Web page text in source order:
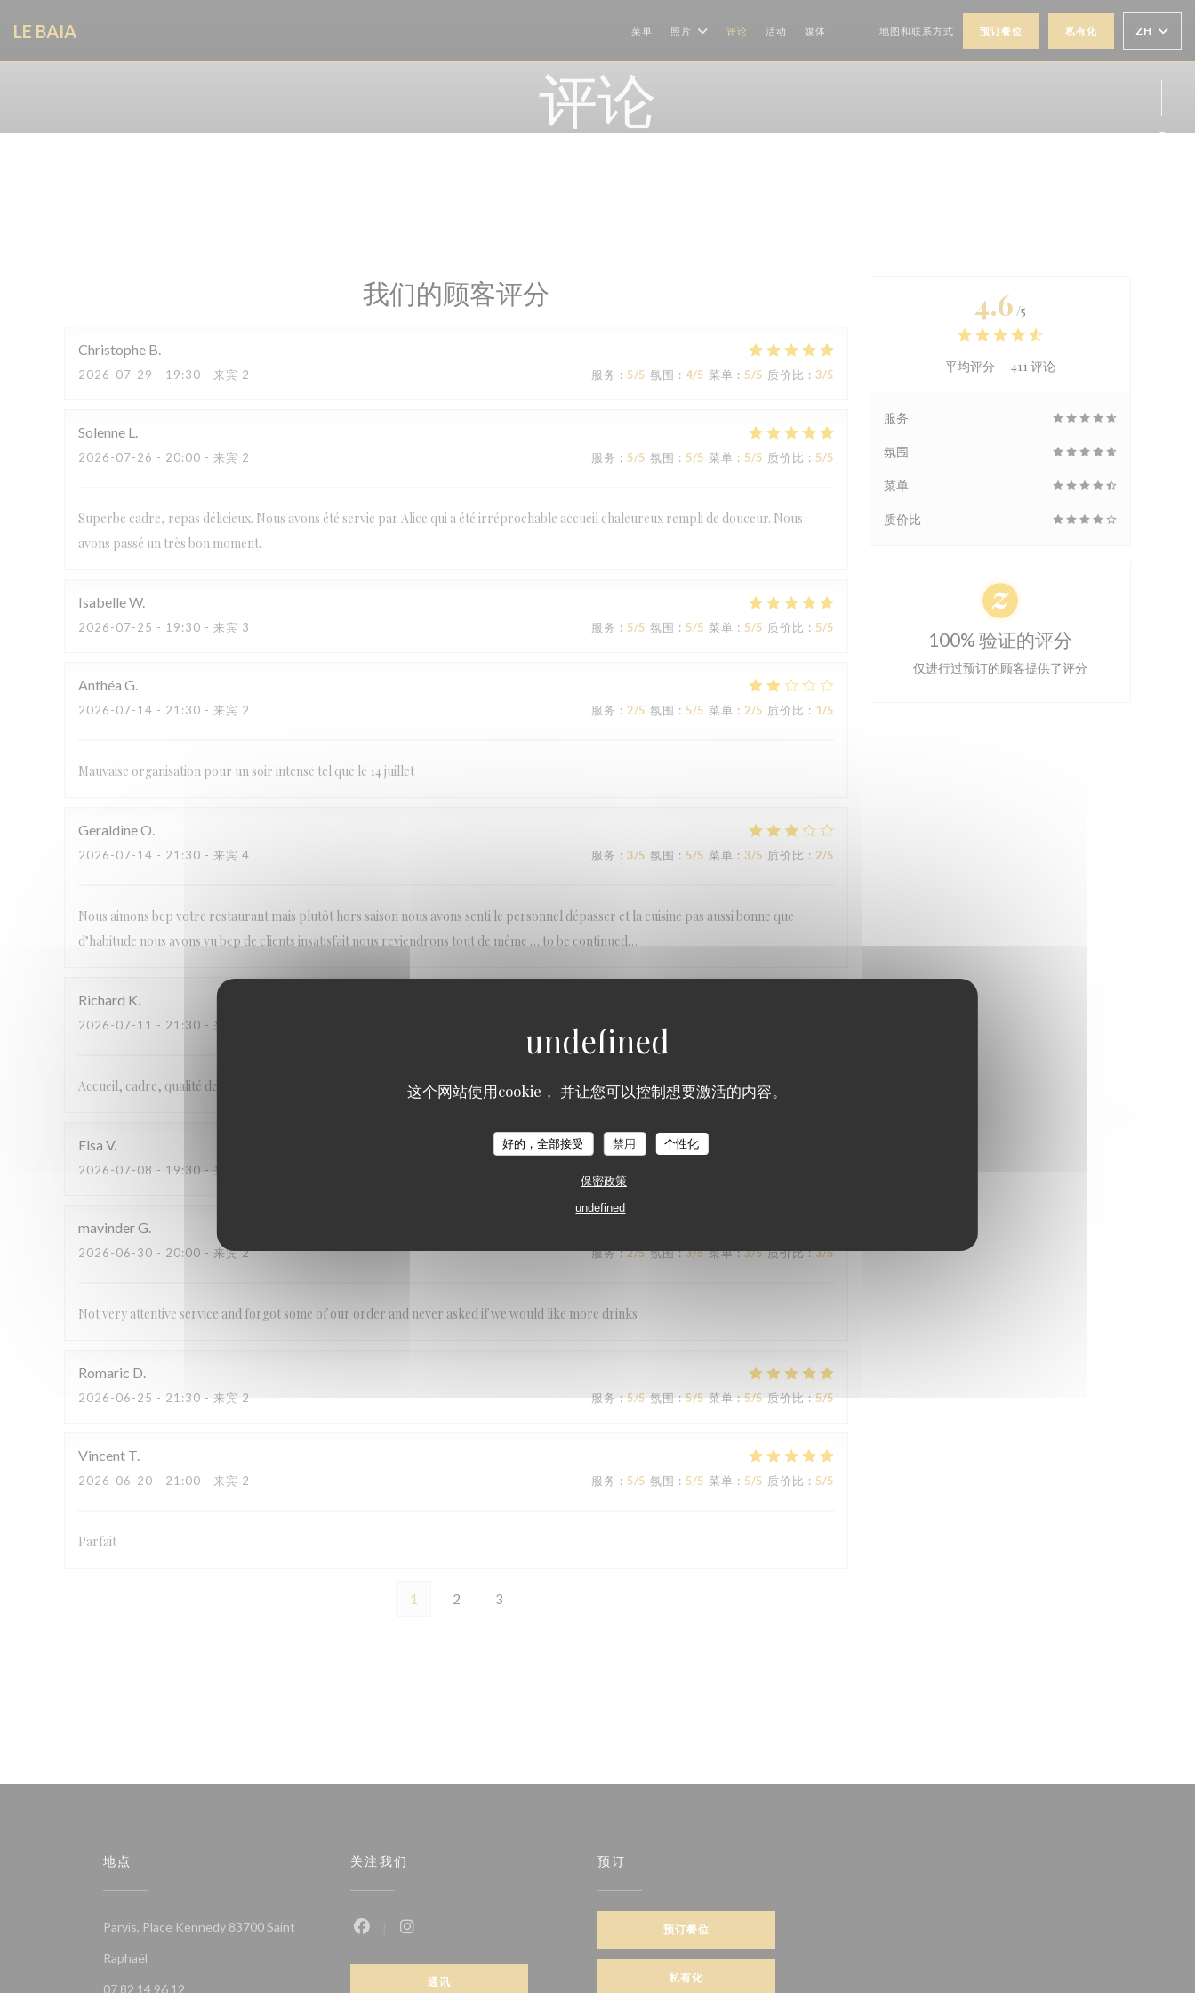
这个网站使用cookie， 并让您可以控制想要激活的内容。
好的，全部接受 禁用 个性化
保密政策
undefined
LE BAIA 菜单 照片 评论 活动 媒体
((在新窗口中打开))
((在新窗口中打开))
地图和联系方式 预订餐位 私有化 ZH
评论
我们的顾客评分
Christophe B
2026-07-29 - 19:30 - 来宾 2 服务 : 5/5 氛围 : 4/5 菜单 : 5/5 质价比 : 3/5
Solenne L
2026-07-26 - 20:00 - 来宾 2 服务 : 5/5 氛围 : 5/5 菜单 : 5/5 质价比 : 5/5
Superbe cadre, repas délicieux. Nous avons été servie par Alice qui a été irréprochable accueil chaleureux rempli de douceur. Nous
avons passé un très bon moment.
IsabelleW
2026-07-25 - 19:30 - 来宾 3 服务 : 5/5 氛围 : 5/5 菜单 : 5/5 质价比 : 5/5
Anthéa G
2026-07-14 - 21:30 - 来宾 2 服务 : 2/5 氛围 : 5/5 菜单 : 2/5 质价比 : 1/5
Mauvaise organisation pour un soir intense tel que le 14 juillet
GeraldineO
2026-07-14 - 21:30 - 来宾 4 服务 : 3/5 氛围 : 5/5 菜单 : 3/5 质价比 : 2/5
Nous aimons bcp votre restaurant mais plutôt hors saison nous avons senti le personnel dépasser et la cuisine pas aussi bonne que
d’habitude nous avons vu bcp de clients insatisfait nous reviendrons tout de même … to be continued…
Richard K
2026-07-11 - 21:30 - 来宾 2 氛围
Accueil, cadre, qualité des plats. Un sans faute !
Elsa V
2026-07-08 - 19:30 - 来宾 2
mavinderG
2026-06-30 - 20:00 - 来宾 2 服务: 2/5 氛围: 3/5 菜单: 3/5 质价比: 3/5
Not very attentive service and forgot some of our order and never asked if we would like more drinks
Romaric D
2026-06-25 - 21:30 - 来宾 2 服务 : 5/5 氛围 : 5/5 菜单 : 5/5 质价比 : 5/5
Vincent T
2026-06-20 - 21:00 - 来宾 2 服务 : 5/5 氛围 : 5/5 菜单 : 5/5 质价比 : 5/5
Parfait
1 2 3
4.6 /5
平均评分 — 411 评论
服务
氛围
菜单
质价比
100% 验证的评分
仅进行过预订的顾客提供了评分
地点
Parvis, Place Kennedy 83700 Saint
Raphaël((在新窗口中打开))
07 82 14 96 12
关注我们
通讯
预订
预订餐位
私有化